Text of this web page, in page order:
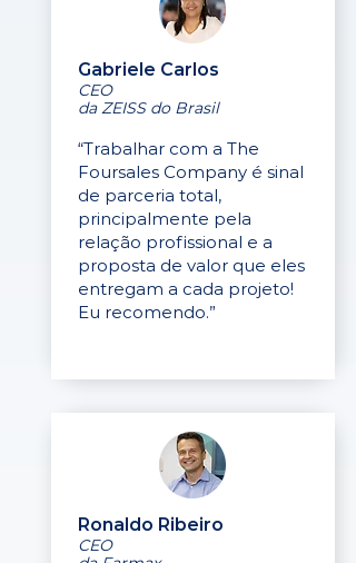
Gabriele Carlos
CEO
da ZEISS do Brasil
“Trabalhar com a The
Foursales Company é sinal
de parceria total,
principalmente pela
relação profissional e a
proposta de valor que eles
entregam a cada projeto!
Eu recomendo.”
Ronaldo Ribeiro
CEO